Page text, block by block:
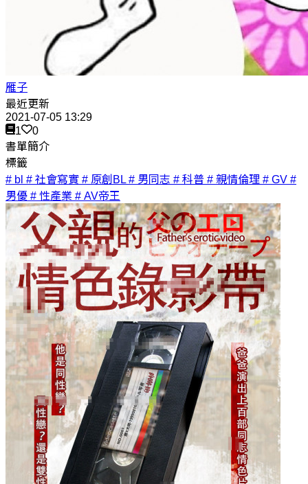
雁子
最近更新
2021-07-05 13:29
1
0
書單簡介
標籤
# bl # 社會寫實 # 原創BL # 男同志 # 科普 # 親情倫理 # GV #
男優 # 性產業 # AV帝王